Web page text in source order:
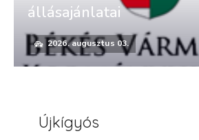
állásajánlatai
2026. augusztus 03.
Újkígyós